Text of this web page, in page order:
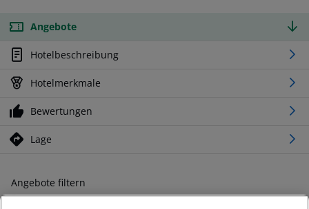
Angebote
Hotelbeschreibung
Hotelmerkmale
Bewertungen
Lage
Angebote filtern
Ändern Sie Ihre Kriterien nach Ihren Wünschen